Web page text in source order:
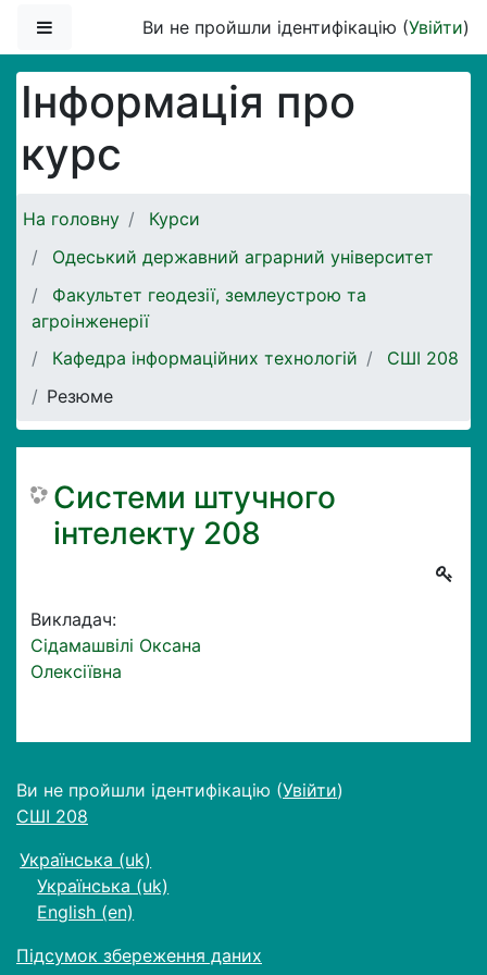
Бокова панельВи не пройшли ідентифікацію (Увійти)
Інформація про
курс
На головну
Курси
Одеський державний аграрний університет
Факультет геодезії, землеустрою та
агроінженерії
Кафедра інформаційних технологій
СШІ 208
Резюме
Системи штучного
інтелекту 208
Викладач:
Сідамашвілі Оксана
Олексіївна
Ви не пройшли ідентифікацію (Увійти)
СШІ 208
Українська ‎(uk)‎
Українська ‎(uk)‎
English ‎(en)‎
Підсумок збереження даних